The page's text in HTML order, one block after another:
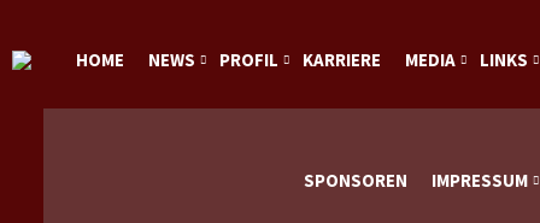
HOME NEWS PROFIL KARRIERE MEDIA LINKS
SPONSOREN IMPRESSUM